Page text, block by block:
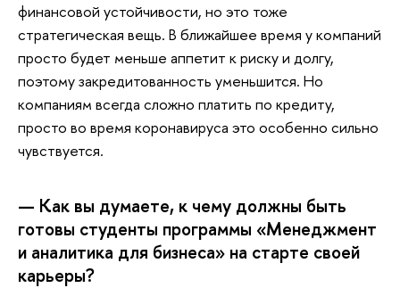
финансовой устойчивости, но это тоже
стратегическая вещь. В ближайшее время у компаний
просто будет меньше аппетит к риску и долгу,
поэтому закредитованность уменьшится. Но
компаниям всегда сложно платить по кредиту,
просто во время коронавируса это особенно сильно
чувствуется.
— Как вы думаете, к чему должны быть
готовы студенты программы «Менеджмент
и аналитика для бизнеса» на старте своей
карьеры?